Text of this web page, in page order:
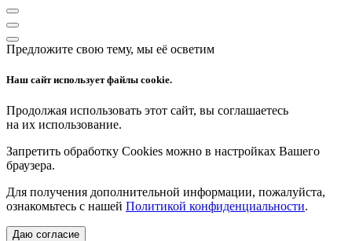
Предложите свою тему, мы её осветим
Наш сайт использует файлы cookie.
Продолжая использовать этот сайт, вы соглашаетесь
на их использование.
Запретить обработку Cookies можно в настройках Вашего
браузера.
Для получения дополнительной информации, пожалуйста,
ознакомьтесь с нашей Политикой конфиденциальности.
Даю согласие